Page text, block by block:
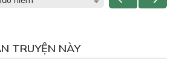
TRUYỆN NÀY